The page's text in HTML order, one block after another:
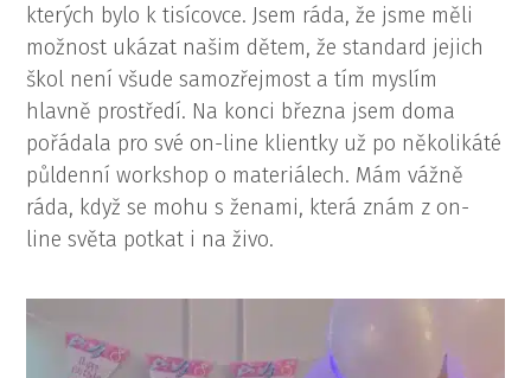
kterých bylo k tisícovce. Jsem ráda, že jsme měli
možnost ukázat našim dětem, že standard jejich
škol není všude samozřejmost a tím myslím
hlavně prostředí. Na konci března jsem doma
pořádala pro své on-line klientky už po několikáté
půldenní workshop o materiálech. Mám vážně
ráda, když se mohu s ženami, která znám z on-
line světa potkat i na živo.